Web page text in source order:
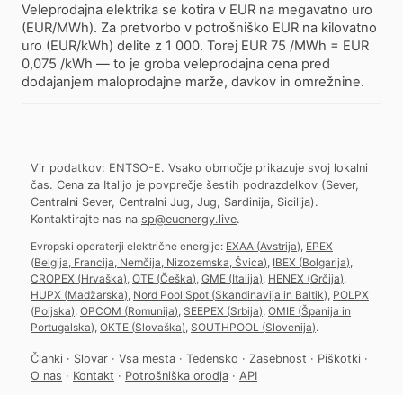
Veleprodajna elektrika se kotira v EUR na megavatno uro
(EUR/MWh). Za pretvorbo v potrošniško EUR na kilovatno
uro (EUR/kWh) delite z 1 000. Torej EUR 75 /MWh = EUR
0,075 /kWh — to je groba veleprodajna cena pred
dodajanjem maloprodajne marže, davkov in omrežnine.
Vir podatkov: ENTSO-E. Vsako območje prikazuje svoj lokalni
čas. Cena za Italijo je povprečje šestih podrazdelkov (Sever,
Centralni Sever, Centralni Jug, Jug, Sardinija, Sicilija).
Kontaktirajte nas na sp@euenergy.live.
Evropski operaterji električne energije: EXAA (Avstrija), EPEX
(Belgija, Francija, Nemčija, Nizozemska, Švica), IBEX (Bolgarija),
CROPEX (Hrvaška), OTE (Češka), GME (Italija), HENEX (Grčija),
HUPX (Madžarska), Nord Pool Spot (Skandinavija in Baltik), POLPX
(Poljska), OPCOM (Romunija), SEEPEX (Srbija), OMIE (Španija in
Portugalska), OKTE (Slovaška), SOUTHPOOL (Slovenija).
Članki · Slovar · Vsa mesta · Tedensko · Zasebnost · Piškotki ·
O nas · Kontakt · Potrošniška orodja · API